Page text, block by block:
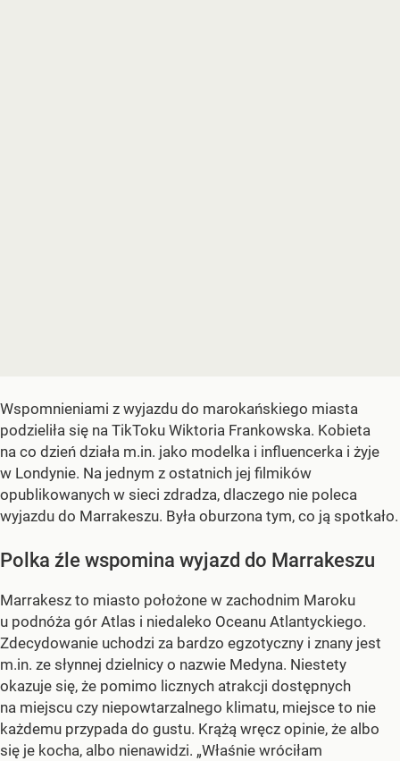
Wspomnieniami z wyjazdu do marokańskiego miasta
podzieliła się na TikToku Wiktoria Frankowska. Kobieta
na co dzień działa m.in. jako modelka i influencerka i żyje
w Londynie. Na jednym z ostatnich jej filmików
opublikowanych w sieci zdradza, dlaczego nie poleca
wyjazdu do Marrakeszu. Była oburzona tym, co ją spotkało.
Polka źle wspomina wyjazd do Marrakeszu
Marrakesz to miasto położone w zachodnim Maroku
u podnóża gór Atlas i niedaleko Oceanu Atlantyckiego.
Zdecydowanie uchodzi za bardzo egzotyczny i znany jest
m.in. ze słynnej dzielnicy o nazwie Medyna. Niestety
okazuje się, że pomimo licznych atrakcji dostępnych
na miejscu czy niepowtarzalnego klimatu, miejsce to nie
każdemu przypada do gustu. Krążą wręcz opinie, że albo
się je kocha, albo nienawidzi. „Właśnie wróciłam